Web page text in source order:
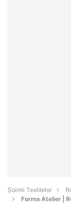
Șoimii Textilelor
Forma Atelier |